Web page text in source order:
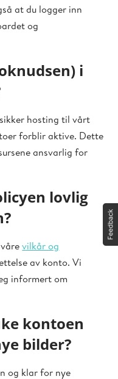
at du logger inn
og
i
hosting til vårt
forblir aktive. Dette
ansvarlig for
lovlig
vårevilkår og
av konto. Vi
informert om
kontoen
bilder?
og klar for nye